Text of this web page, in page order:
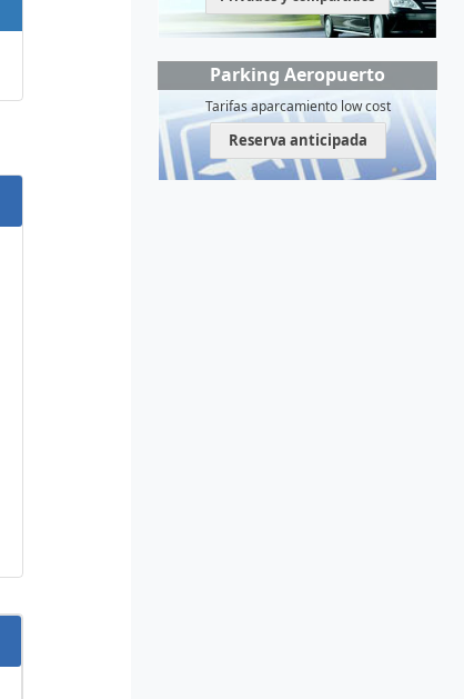
Parking Aeropuerto
Tarifas aparcamiento low cost
Reserva anticipada